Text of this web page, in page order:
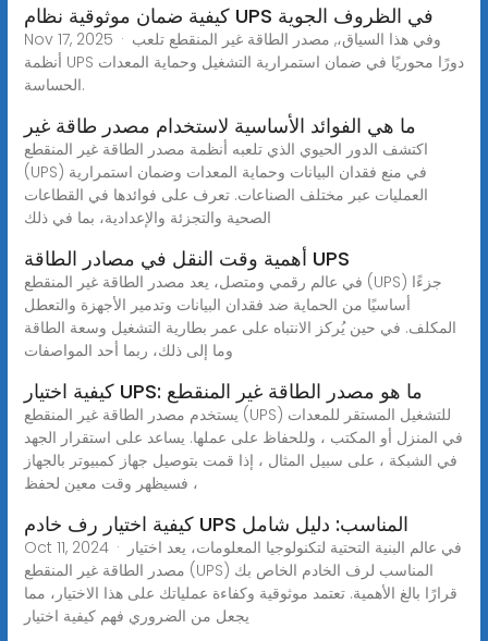
كيفية ضمان موثوقية نظام UPS في الظروف الجوية
Nov 17, 2025 · وفي هذا السياق،, مصدر الطاقة غير المنقطع تلعب
أنظمة UPS دورًا محوريًا في ضمان استمرارية التشغيل وحماية المعدات
الحساسة.
ما هي الفوائد الأساسية لاستخدام مصدر طاقة غير
اكتشف الدور الحيوي الذي تلعبه أنظمة مصدر الطاقة غير المنقطع
(UPS) في منع فقدان البيانات وحماية المعدات وضمان استمرارية
العمليات عبر مختلف الصناعات. تعرف على فوائدها في القطاعات
الصحية والتجزئة والإعدادية، بما في ذلك
أهمية وقت النقل في مصادر الطاقة UPS
في عالم رقمي ومتصل، يعد مصدر الطاقة غير المنقطع (UPS) جزءًا
أساسيًا من الحماية ضد فقدان البيانات وتدمير الأجهزة والتعطل
المكلف. في حين يُركز الانتباه على عمر بطارية التشغيل وسعة الطاقة
وما إلى ذلك، ربما أحد المواصفات
كيفية اختيار UPS: ما هو مصدر الطاقة غير المنقطع
يستخدم مصدر الطاقة غير المنقطع (UPS) للتشغيل المستقر للمعدات
في المنزل أو المكتب ، وللحفاظ على عملها. يساعد على استقرار الجهد
في الشبكة ، على سبيل المثال ، إذا قمت بتوصيل جهاز كمبيوتر بالجهاز
، فسيظهر وقت معين لحفظ
كيفية اختيار رف خادم UPS المناسب: دليل شامل
Oct 11, 2024 · في عالم البنية التحتية لتكنولوجيا المعلومات، يعد اختيار
مصدر الطاقة غير المنقطع (UPS) المناسب لرف الخادم الخاص بك
قرارًا بالغ الأهمية. تعتمد موثوقية وكفاءة عملياتك على هذا الاختيار، مما
يجعل من الضروري فهم كيفية اختيار